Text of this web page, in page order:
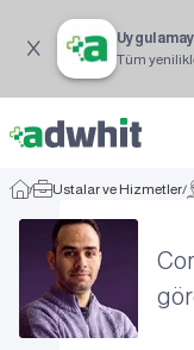
Tüm
/ Ustalar ve Hizmetler/